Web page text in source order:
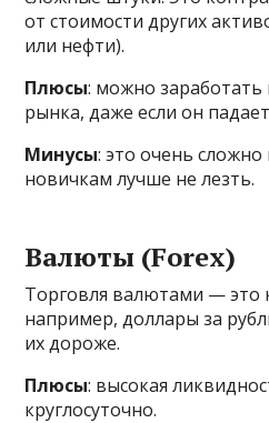
от стоимости других
или нефти).
Плюсы: можно
рынка, даже если он
Минусы: это очень
новичкам лучше не лезть.
Валюты (Forex)
Торговля валютами — это
например, доллары за
их дороже.
Плюсы: высокая
круглосуточно.